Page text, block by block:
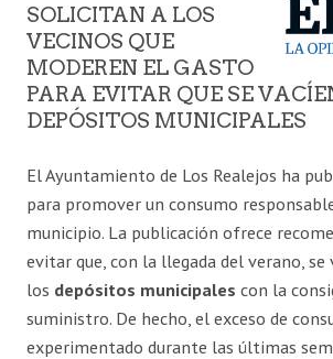
SOLICITAN A LOS
VECINOS QUE
MODEREN EL GASTO
PARA EVITAR QUE SE
DEPÓSITOS MUNICIPALES
El Ayuntamiento de Los Realejos ha
para promover un consumo
municipio. La publicación ofrece
evitar que, con la llegada del verano, se
los depósitos municipales con la
suministro. De hecho, el exceso de
experimentado durante las últimas